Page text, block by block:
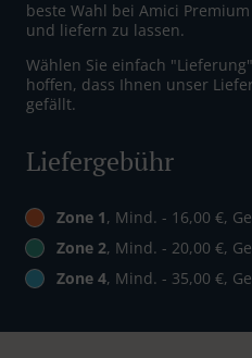
beste Wahl bei Amici
und liefern zu lassen.
Wählen Sie einfach
hoffen, dass Ihnen unser
gefällt.
Liefergebühr
Zone 1, Mind. - 16,00 €,
Zone 2, Mind. - 20,00 €,
Zone 4, Mind. - 35,00 €,